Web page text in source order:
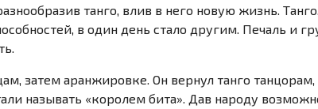
танго, влив в него новую жизнь.
в один день стало другим. Печаль и
затем аранжировке. Он вернул танго
называть «королем бита». Дав народу